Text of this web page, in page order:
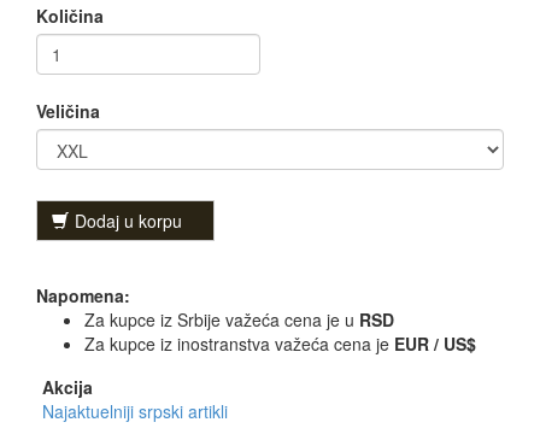
Količina
Veličina
Dodaj u korpu
Napomena:
Za kupce iz Srbije važeća cena je u RSD
Za kupce iz inostranstva važeća cena je EUR / US$
Akcija
Najaktuelniji srpski artikli